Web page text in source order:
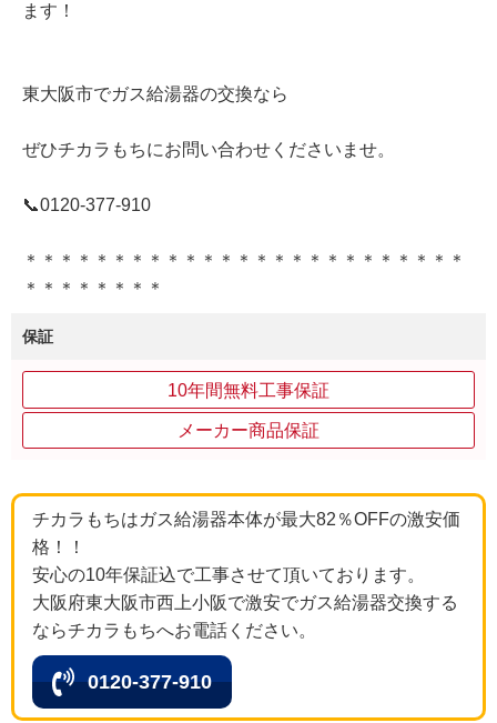
ます！
東大阪市でガス給湯器の交換なら
ぜひチカラもちにお問い合わせくださいませ。
📞0120‐377‐910
＊＊＊＊＊＊＊＊＊＊＊＊＊＊＊＊＊＊＊＊＊＊＊＊＊
＊＊＊＊＊＊＊＊
保証
10年間無料工事保証
メーカー商品保証
チカラもちはガス給湯器本体が最大82％OFFの激安価
格！！
安心の10年保証込で工事させて頂いております。
大阪府東大阪市西上小阪で激安でガス給湯器交換する
ならチカラもちへお電話ください。
0120-377-910